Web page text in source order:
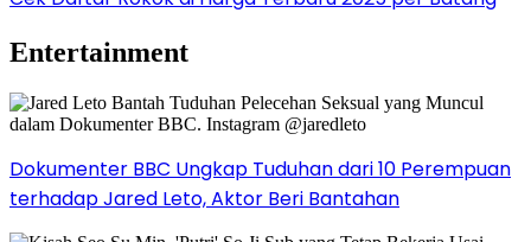
Entertainment
Dokumenter BBC Ungkap Tuduhan dari 10 Perempuan
terhadap Jared Leto, Aktor Beri Bantahan